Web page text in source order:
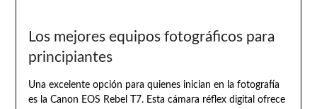
Los mejores equipos fotográficos para
principiantes
Una excelente opción para quienes inician en la fotografía
es la Canon EOS Rebel T7. Esta cámara réflex digital ofrece